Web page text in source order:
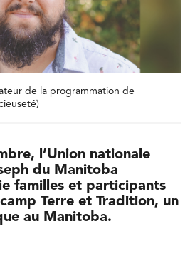
de la programmation de
l’Union nationale
du Manitoba
familles et participants
Terre et Tradition, un
au Manitoba.